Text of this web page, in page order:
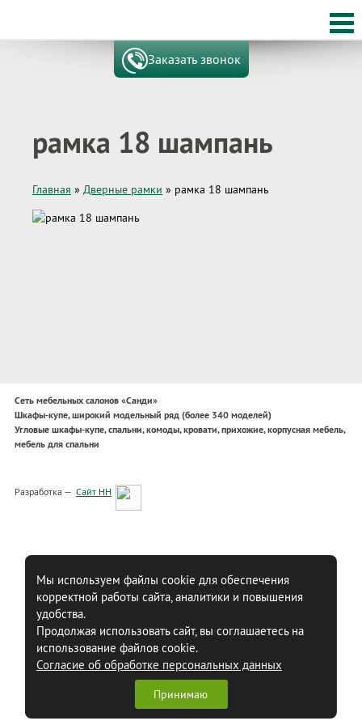
Заказать звонок
рамка 18 шампань
Главная » Дверные рамки » рамка 18 шампань
Сеть мебельных салонов «Санди»
Шкафы-купе, широкий модельный ряд (более 340 моделей)
Угловые шкафы-купе, спальни, комоды, кровати, прихожие, корпусная мебель,
мебель для спальни
Разработка — Сайт НН
Мы используем файлы cookie для обеспечения
корректной работы сайта, аналитики и повышения
удобства.
Продолжая использовать сайт, вы соглашаетесь на
использование файлов cookie.
Согласие об обработке персональных данных
Принимаю